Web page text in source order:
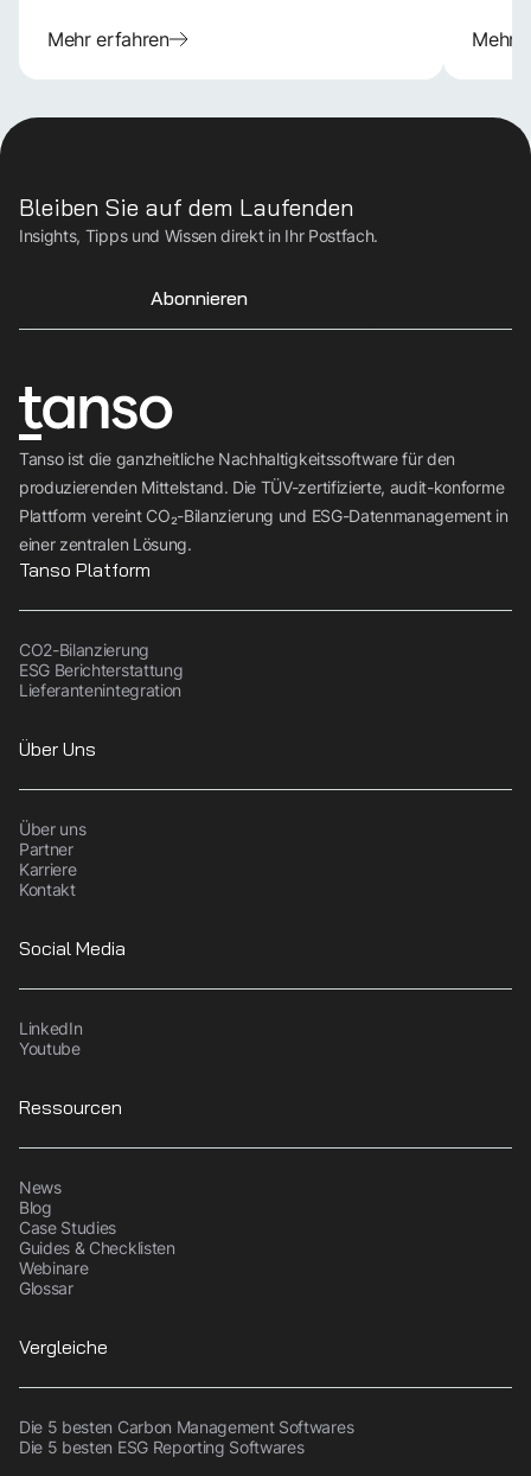
Mehr erfahren Mehr
Tanso ist die ganzheitliche Nachhaltigkeitssoftware für den
produzierenden Mittelstand. Die TÜV-zertifizierte, audit-konforme
Plattform vereint CO₂-Bilanzierung und ESG-Datenmanagement in
einer zentralen Lösung.
Bleiben Sie auf dem Laufenden
Insights, Tipps und Wissen direkt in Ihr Postfach.
Abonnieren
Tanso Platform
CO2-Bilanzierung
ESG Berichterstattung
Lieferantenintegration
Über Uns
Über uns
Partner
Karriere
Kontakt
Social Media
LinkedIn
Youtube
Ressourcen
News
Blog
Case Studies
Guides & Checklisten
Webinare
Glossar
Vergleiche
Die 5 besten Carbon Management Softwares
Die 5 besten ESG Reporting Softwares